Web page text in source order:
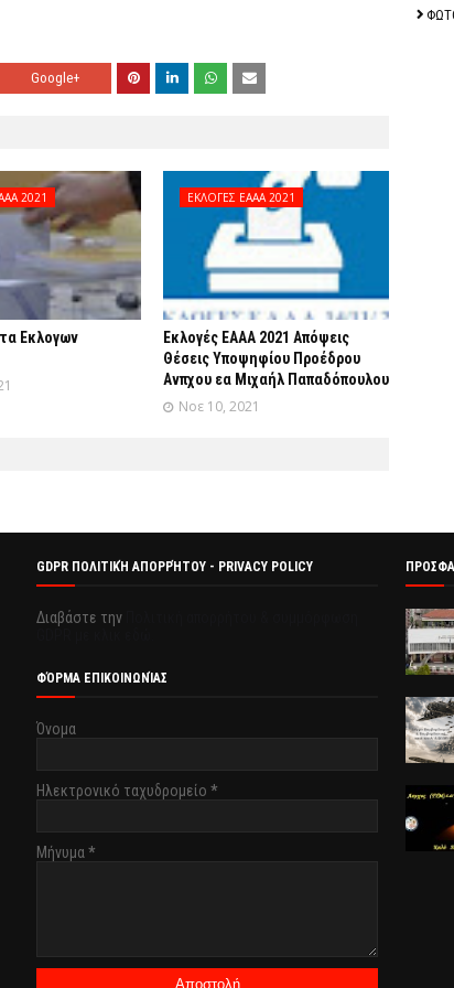
Google+
2021
Εκλογων
ΕΚΛΟΓΕΣ ΕΑΑΑ 2021
Εκλογές ΕΑΑΑ 2021 Απόψεις
Θέσεις Υποψηφίου Προέδρου
Ανπχου εα Μιχαήλ Παπαδόπουλου
Νοε 10, 2021
GDPR ΠΟΛΙΤΙΚΉ ΑΠΟΡΡΉΤΟΥ - PRIVACY POLICY
Διαβάστε την
ΦΌΡΜΑ ΕΠΙΚΟΙΝΩΝΊΑΣ
Όνομα
Ηλεκτρονικό ταχυδρομείο *
Μήνυμα *